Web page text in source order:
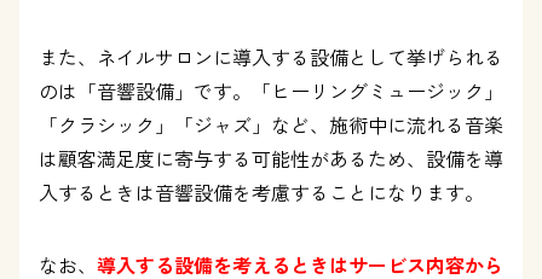
また、ネイルサロンに導入する設備として挙げられる
のは「音響設備」です。「ヒーリングミュージック」
「クラシック」「ジャズ」など、施術中に流れる音楽
は顧客満足度に寄与する可能性があるため、設備を導
入するときは音響設備を考慮することになります。
なお、 導入する設備を考えるときはサービス内容から